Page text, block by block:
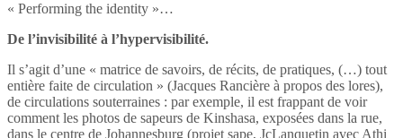
« Performing the identity »…
De l’invisibilité à l’hypervisibilité.
Il s’agit d’une « matrice de savoirs, de récits, de pratiques, (…) tout
entière faite de circulation » (Jacques Rancière à propos des lores),
de circulations souterraines : par exemple, il est frappant de voir
comment les photos de sapeurs de Kinshasa, exposées dans la rue,
dans le centre de Johannesburg (projet sape, JcLanquetin avec Athi